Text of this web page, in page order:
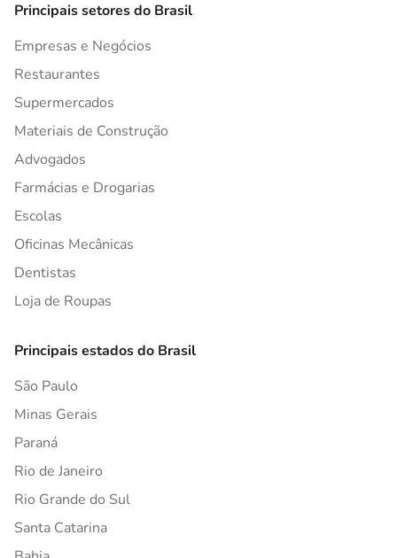
Principais setores do Brasil
Empresas e Negócios
Restaurantes
Supermercados
Materiais de Construção
Advogados
Farmácias e Drogarias
Escolas
Oficinas Mecânicas
Dentistas
Loja de Roupas
Principais estados do Brasil
São Paulo
Minas Gerais
Paraná
Rio de Janeiro
Rio Grande do Sul
Santa Catarina